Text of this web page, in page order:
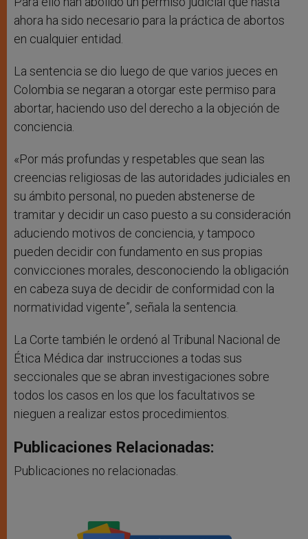
ahora ha sido necesario para la práctica de abortos
en cualquier entidad.
La sentencia se dio luego de que varios jueces en
Colombia se negaran a otorgar este permiso para
abortar, haciendo uso del derecho a la objeción de
conciencia.
«Por más profundas y respetables que sean las
creencias religiosas de las autoridades judiciales en
su ámbito personal, no pueden abstenerse de
tramitar y decidir un caso puesto a su consideración
aduciendo motivos de conciencia, y tampoco
pueden decidir con fundamento en sus propias
convicciones morales, desconociendo la obligación
en cabeza suya de decidir de conformidad con la
normatividad vigente”, señala la sentencia.
La Corte también le ordenó al Tribunal Nacional de
Ética Médica dar instrucciones a todas sus
seccionales que se abran investigaciones sobre
todos los casos en los que los facultativos se
nieguen a realizar estos procedimientos.
Publicaciones Relacionadas:
Publicaciones no relacionadas.